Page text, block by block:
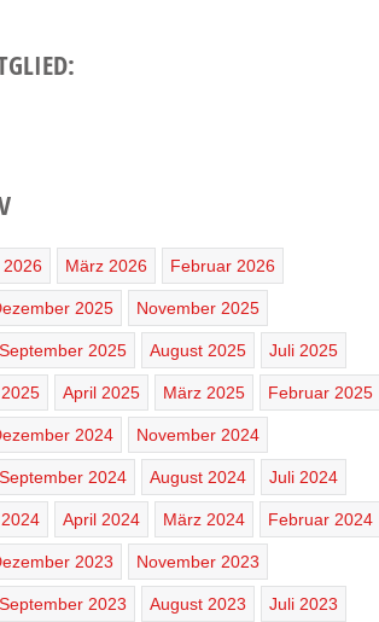
2026 März 2026 Februar 2026
2025 November 2025
September 2025 August 2025 Juli 2025
April 2025 März 2025 Februar 2025
2024 November 2024
September 2024 August 2024 Juli 2024
April 2024 März 2024 Februar 2024
2023 November 2023
September 2023 August 2023 Juli 2023